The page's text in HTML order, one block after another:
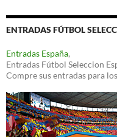
ENTRADAS FÚTBOL
Entradas España,
Entradas Fútbol Seleccion
Compre sus entradas para